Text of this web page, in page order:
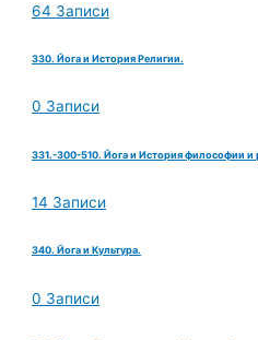
64 Записи
330. Йога и История Религии.
0 Записи
331.-300-510. Йога и История философии и
14 Записи
340. Йога и Культура.
0 Записи